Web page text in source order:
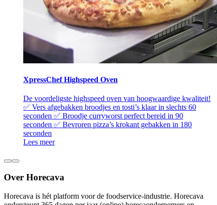
XpressChef Highspeed Oven
De voordeligste highspeed oven van hoogwaardige kwaliteit!
✅ Vers afgebakken broodjes en tosti’s klaar in slechts 60
seconden ✅ Broodje curryworst perfect bereid in 90
seconden ✅ Bevroren pizza’s krokant gebakken in 180
seconden
Lees meer
Over Horecava
Horecava is hét platform voor de foodservice-industrie. Horecava